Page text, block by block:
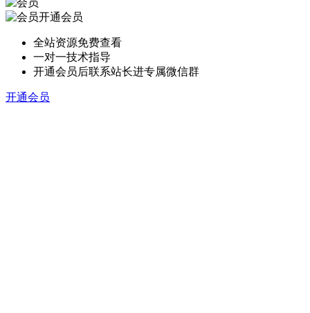
开通会员
全站资源免费查看
一对一技术指导
开通会员后联系站长进专属微信群
开通会员